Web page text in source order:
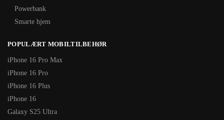
Powerbank
Smarte hjem
POPULÆRT MOBILTILBEHØR
iPhone 16 Pro Max
iPhone 16 Pro
iPhone 16 Plus
iPhone 16
Galaxy S25 Ultra